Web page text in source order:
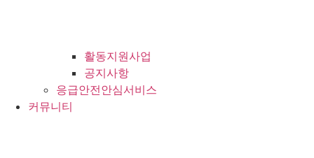
활동지원사업
공지사항
응급안전안심서비스
커뮤니티